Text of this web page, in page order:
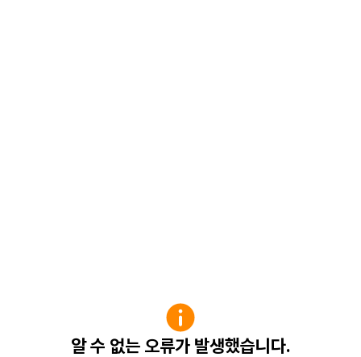
알 수 없는 오류가 발생했습니다.